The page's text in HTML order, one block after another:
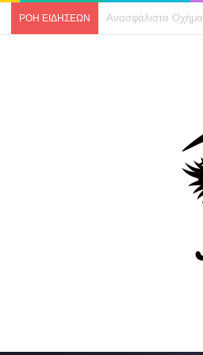
ΡΟΗ ΕΙΔΗΣΕΩΝ Allianz Ελλάδος: